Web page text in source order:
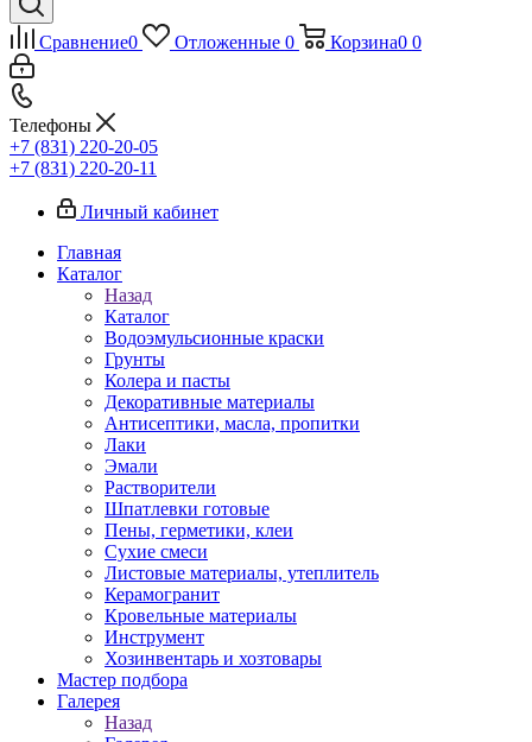
Сравнение0 Отложенные 0 Корзина0 0
Телефоны
+7 (831) 220-20-05
+7 (831) 220-20-11
Личный кабинет
Главная
Каталог
Назад
Каталог
Водоэмульсионные краски
Грунты
Колера и пасты
Декоративные материалы
Антисептики, масла, пропитки
Лаки
Эмали
Растворители
Шпатлевки готовые
Пены, герметики, клеи
Сухие смеси
Листовые материалы, утеплитель
Керамогранит
Кровельные материалы
Инструмент
Хозинвентарь и хозтовары
Мастер подбора
Галерея
Назад